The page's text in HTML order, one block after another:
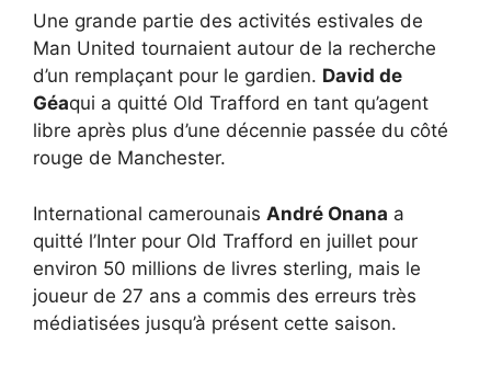
Une grande partie des activités estivales de
Man United tournaient autour de la recherche
d’un remplaçant pour le gardien. David de
Géaqui a quitté Old Trafford en tant qu’agent
libre après plus d’une décennie passée du côté
rouge de Manchester.
International camerounais André Onana a
quitté l’Inter pour Old Trafford en juillet pour
environ 50 millions de livres sterling, mais le
joueur de 27 ans a commis des erreurs très
médiatisées jusqu’à présent cette saison.